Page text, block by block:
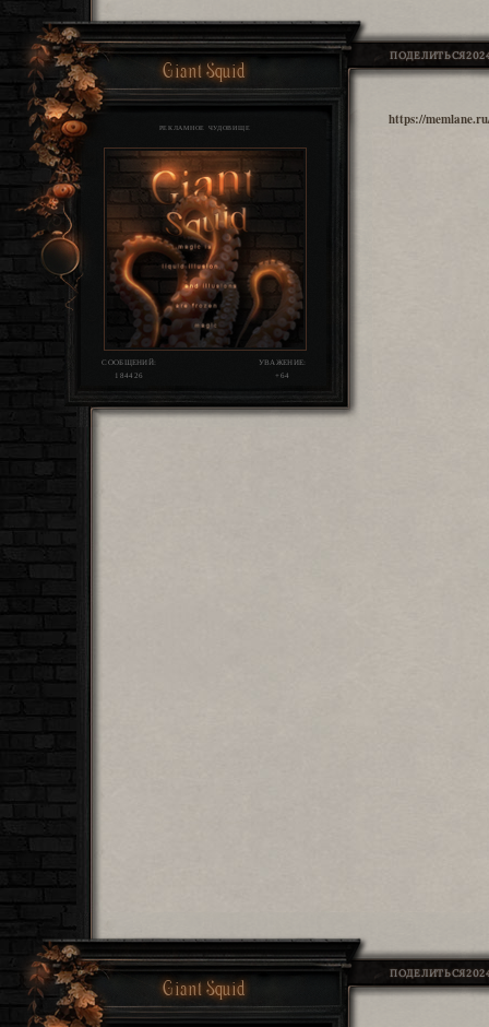
ПОДЕЛИТЬСЯ
Giant Squid
РЕКЛАМНОЕ ЧУДОВИЩЕ
СООБЩЕНИЙ:
184426
УВАЖЕНИЕ:
+64
https://
ПОДЕЛИТЬСЯ
Giant Squid